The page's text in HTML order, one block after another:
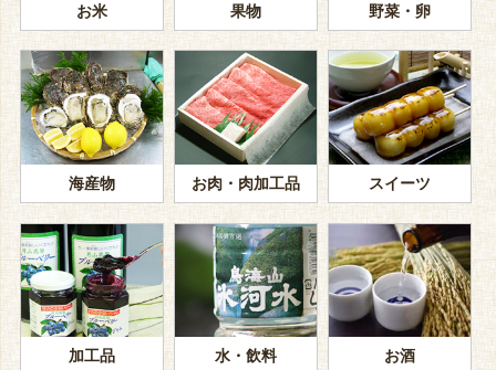
お米 果物 野菜・卵
海産物 お肉・肉加工品 スイーツ
加工品 水・飲料 お酒